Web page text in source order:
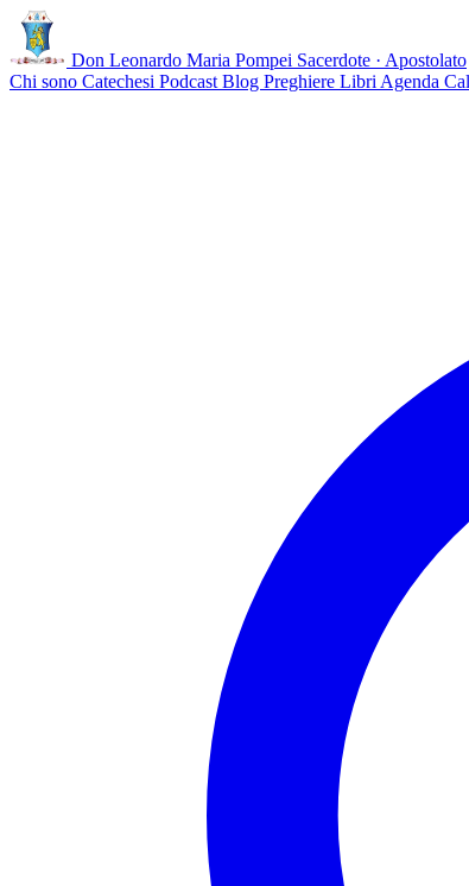
Don Leonardo Maria Pompei Sacerdote · Apostolato
Chi sono Catechesi Podcast Blog Preghiere Libri Agenda